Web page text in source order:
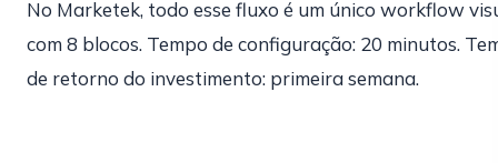
No Marketek, todo esse fluxo é um único workflow
com 8 blocos. Tempo de configuração: 20 minutos.
de retorno do investimento: primeira semana.